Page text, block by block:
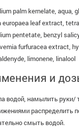
palm kernelate, aqua,
europaea leaf extract,
pentetate, benzyl
furfuracea extract,
limonene, linalool
и
водой, намылить руки/
распределить
смыть водой.